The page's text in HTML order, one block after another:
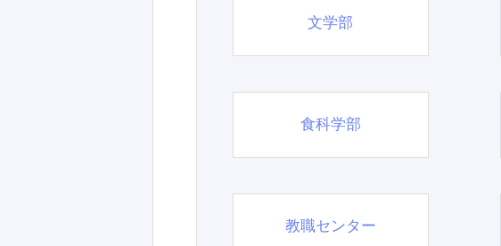
文学部
食科学部
教職センター